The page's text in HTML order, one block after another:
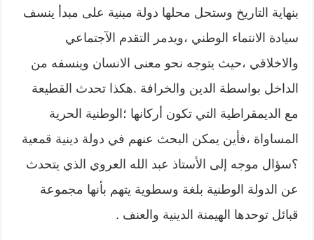
بنهاية التاريخ وستحل محلها دولة مبنية على مبدأ ينسف
سيادة الانتماء الوطني ،ويدمر التقدم الآجتماعي
والاخلاقي ،حيث يتوجه نحو معنى الانسان وينسفه من
الداخل بواسطة الدين والخرافة .هكذا تحدث القطيعة
مع الديمقراطية التي تكون أركانها ؛الوطنية الحرية
المساواة ،فأين يمكن البحث عنهم في دولة دينية قمعية
؟سؤال موجه إلى الأستاذ عبد الله العروي الذي يتحدث
عن الدولة الوطنية بلغة وسطوية يتهم بأنها مجموعة
قبائل توحدها الهيمنة الدينية والعنف .